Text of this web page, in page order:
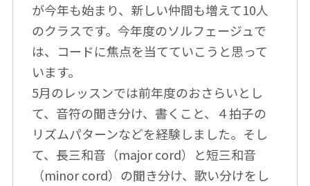
が今年も始まり、新しい仲間も増えて10人
のクラスです。今年度のソルフェージュで
は、コードに焦点を当てていこうと思って
います。
5月のレッスンでは前年度のおさらいとし
て、音符の聞き分け、書くこと、４拍子の
リズムパターンなどを経験しました。そし
て、長三和音（major cord）と短三和音
（minor cord）の聞き分け、歌い分けをし